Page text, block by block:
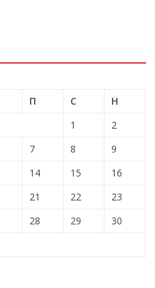
П С
Н
1
2
7 8
9
14 15
16
21 22
23
28 29
30